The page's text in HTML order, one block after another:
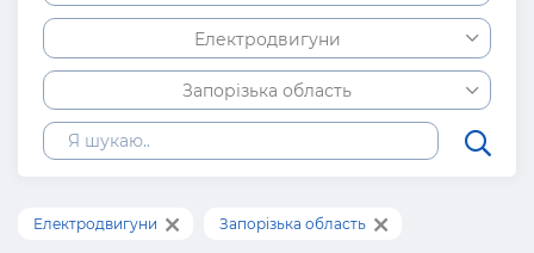
Електродвигуни
Запорізька область
Електродвигуни Запорізька область